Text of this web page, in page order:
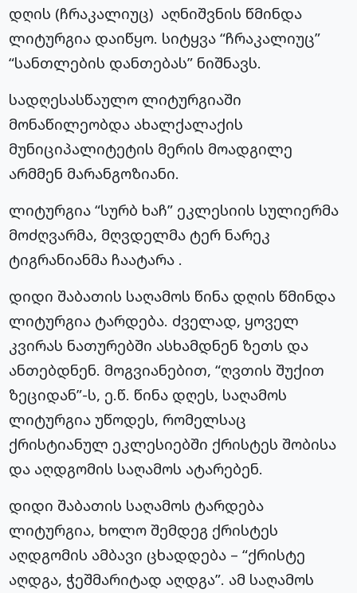
დღის (ჩრაკალიუც) აღნიშვნის წმინდა
ლიტურგია დაიწყო. სიტყვა “ჩრაკალიუც”
“სანთლების დანთებას” ნიშნავს.
სადღესასწაულო ლიტურგიაში
მონაწილეობდა ახალქალაქის
მუნიციპალიტეტის მერის მოადგილე
არმმენ მარანგოზიანი.
ლიტურგია “სურბ ხაჩ” ეკლესიის სულიერმა
მოძღვარმა, მღვდელმა ტერ ნარეკ
ტიგრანიანმა ჩაატარა .
დიდი შაბათის საღამოს წინა დღის წმინდა
ლიტურგია ტარდება. ძველად, ყოველ
კვირას ნათურებში ასხამდნენ ზეთს და
ანთებდნენ. მოგვიანებით, “ღვთის შუქით
ზეციდან”-ს, ე.წ. წინა დღეს, საღამოს
ლიტურგია უწოდეს, რომელსაც
ქრისტიანულ ეკლესიებში ქრისტეს შობისა
და აღდგომის საღამოს ატარებენ.
დიდი შაბათის საღამოს ტარდება
ლიტურგია, ხოლო შემდეგ ქრისტეს
აღდგომის ამბავი ცხადდება – “ქრისტე
აღდგა, ჭეშმარიტად აღდგა”. ამ საღამოს